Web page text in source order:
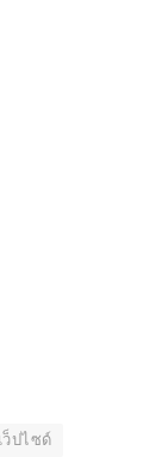
เว็ปไซด์